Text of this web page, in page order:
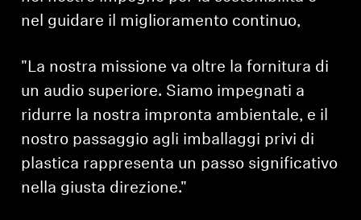
nel guidare il miglioramento continuo,
"La nostra missione va oltre la fornitura di
un audio superiore. Siamo impegnati a
ridurre la nostra impronta ambientale, e il
nostro passaggio agli imballaggi privi di
plastica rappresenta un passo significativo
nella giusta direzione."
Accesso richiesto